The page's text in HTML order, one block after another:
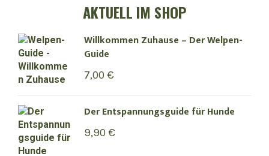
AKTUELL IM SHOP
Willkommen Zuhause – Der Welpen-
Guide
7,00 €
Der Entspannungsguide für Hunde
9,90 €